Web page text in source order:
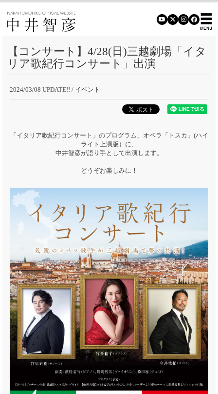
【コンサート】4/28(日)三越劇場「イタ
リア歌紀行コンサート」出演
2024/03/08 UPDATE!! / イベント
「イタリア歌紀行コンサート」のプログラム、オペラ「トスカ」(ハイ
ライト上演版）に、
中井智彦が語り手として出演します。
どうぞお楽しみに！